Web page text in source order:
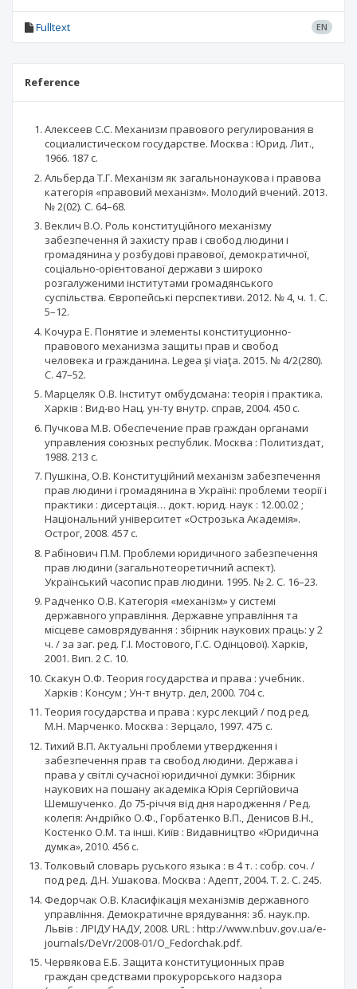
Fulltext EN
Reference
Алексеев С.С. Механизм правового регулирования в
социалистическом государстве. Москва : Юрид. Лит.,
1966. 187 с.
Альберда Т.Г. Механізм як загальнонаукова і правова
категорія «правовий механізм». Молодий вчений. 2013.
№ 2(02). С. 64–68.
Веклич В.О. Роль конституційного механізму
забезпечення й захисту прав і свобод людини і
громадянина у розбудові правової, демократичної,
соціально-орієнтованої держави з широко
розгалуженими інститутами громадянського
суспільства. Європейські перспективи. 2012. № 4, ч. 1. С.
5–12.
Кочура Е. Понятие и элементы конституционно-
правового механизма защиты прав и свобод
человека и гражданина. Legea şi viaţa. 2015. № 4/2(280).
С. 47–52.
Марцеляк О.В. Інститут омбудсмана: теорія і практика.
Харків : Вид-во Нац. ун-ту внутр. справ, 2004. 450 с.
Пучкова М.В. Обеспечение прав граждан органами
управления союзных республик. Москва : Политиздат,
1988. 213 с.
Пушкіна, О.В. Конституційний механізм забезпечення
прав людини і громадянина в Україні: проблеми теорії і
практики : дисертація… докт. юрид. наук : 12.00.02 ;
Національний університет «Острозька Академія».
Острог, 2008. 457 с.
Рабінович П.М. Проблеми юридичного забезпечення
прав людини (загальнотеоретичний аспект).
Український часопис прав людини. 1995. № 2. С. 16–23.
Радченко О.В. Категорія «механізм» у системі
державного управління. Державне управління та
місцеве самоврядування : збірник наукових праць: у 2
ч. / за заг. ред. Г.І. Мостового, Г.С. Одінцової). Харків,
2001. Вип. 2 С. 10.
Скакун О.Ф. Теория государства и права : учебник.
Харків : Консум ; Ун-т внутр. дел, 2000. 704 с.
Теория государства и права : курс лекций / под ред.
М.Н. Марченко. Москва : Зерцало, 1997. 475 с.
Тихий В.П. Актуальні проблеми утвердження і
забезпечення прав та свобод людини. Держава і
права у світлі сучасної юридичної думки: Збірник
наукових на пошану академіка Юрія Сергійовича
Шемшученко. До 75-річчя від дня народження / Ред.
колегія: Андрійко О.Ф., Горбатенко В.П., Денисов В.Н.,
Костенко О.М. та інші. Київ : Видавництво «Юридична
думка», 2010. 456 с.
Толковый словарь руського языка : в 4 т. : собр. соч. /
под ред. Д.Н. Ушакова. Москва : Адепт, 2004. Т. 2. С. 245.
Федорчак О.В. Класифікація механізмів державного
управління. Демократичне врядування: зб. наук.пр.
Львів : ЛРІДУ НАДУ, 2008. URL : http://www.nbuv.gov.ua/e-
journals/DeVr/2008-01/O_Fedorchak.pdf.
Червякова Е.Б. Защита конституционных прав
граждан средствами прокурорського надзора